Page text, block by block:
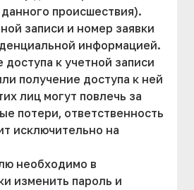
происшествия).
записи и номер заявки
информацией.
к учетной записи
получение доступа к ней
лиц могут повлечь за
потери, ответственность
исключительно на
необходимо в
изменить пароль и